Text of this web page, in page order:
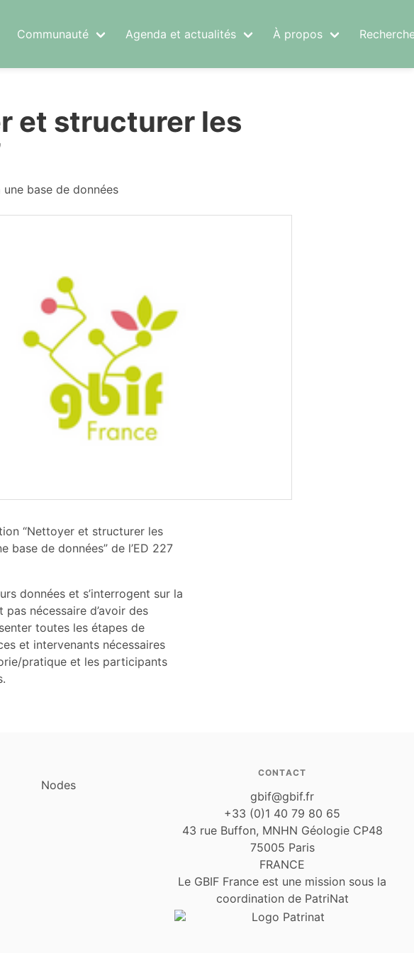
Communauté Agenda et actualités À propos
et structurer les
base de données
“Nettoyer et structurer les
base de données” de l’ED 227
données et s’interrogent sur la
nécessaire d’avoir des
toutes les étapes de
et intervenants nécessaires
pratique et les participants
CONTACT
gbif@gbif.fr
+33 (0)1 40 79 80 65
43 rue Buffon, MNHN Géologie CP48
75005 Paris
FRANCE
Le GBIF France est une mission sous la
coordination de PatriNat